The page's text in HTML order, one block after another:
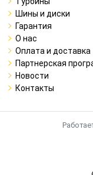
Шины и диски
Гарантия
О нас
Оплата и доставка
Партнерская
Новости
Контакты